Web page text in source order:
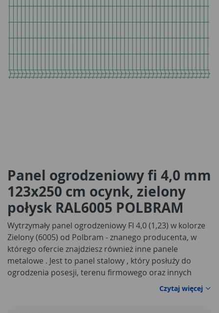
Panel ogrodzeniowy fi 4,0 mm
123x250 cm ocynk, zielony
połysk RAL6005 POLBRAM
Wytrzymały panel ogrodzeniowy FI 4,0 (1,23) w kolorze
Zielony (6005) od Polbram - znanego producenta, w
którego ofercie znajdziesz również inne panele
metalowe . Jest to panel stalowy , który posłuży do
ogrodzenia posesji, terenu firmowego oraz innych
ponadprzeciętnej trwałości oraz niskiej cenie cieszy się
Czytaj więcej